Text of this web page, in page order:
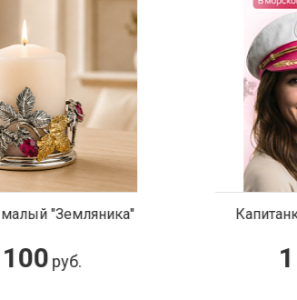
"Якорь" женская
1 500руб.